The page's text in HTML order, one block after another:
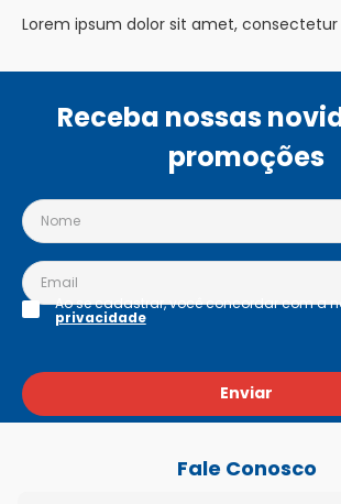
Lorem ipsum dolor sit amet, consectetur
Receba nossas
promoções
Enviar
Ao se cadastrar, você concordar com a
privacidade
Fale Conosco